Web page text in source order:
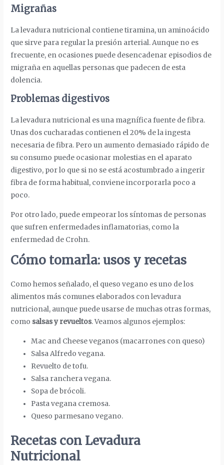
Migrañas
La levadura nutricional contiene tiramina, un aminoácido
que sirve para regular la presión arterial. Aunque no es
frecuente, en ocasiones puede desencadenar episodios de
migraña en aquellas personas que padecen de esta
dolencia.
Problemas digestivos
La levadura nutricional es una magnífica fuente de fibra.
Unas dos cucharadas contienen el 20% de la ingesta
necesaria de fibra. Pero un aumento demasiado rápido de
su consumo puede ocasionar molestias en el aparato
digestivo, por lo que si no se está acostumbrado a ingerir
fibra de forma habitual, conviene incorporarla poco a
poco.
Por otro lado, puede empeorar los síntomas de personas
que sufren enfermedades inflamatorias, como la
enfermedad de Crohn.
Cómo tomarla: usos y recetas
Como hemos señalado, el queso vegano es uno de los
alimentos más comunes elaborados con levadura
nutricional, aunque puede usarse de muchas otras formas,
como salsas y revueltos. Veamos algunos ejemplos:
Mac and Cheese veganos (macarrones con queso)
Salsa Alfredo vegana.
Revuelto de tofu.
Salsa ranchera vegana.
Sopa de brócoli.
Pasta vegana cremosa.
Queso parmesano vegano.
Recetas con Levadura
Nutricional